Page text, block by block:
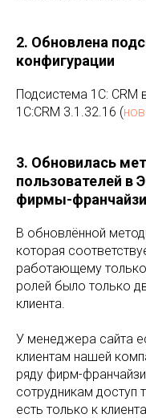
2. Обновлена
конфигурации
Подсистема 1С: CRM
1C:CRM 3.1.32.16 (
3. Обновилась
пользователей в
фирмы-
В обновлённой
которая
работающему
ролей было только
клиента.
У менеджера сайта
клиентам нашей
ряду фирм-
сотрудникам доступ
есть только к